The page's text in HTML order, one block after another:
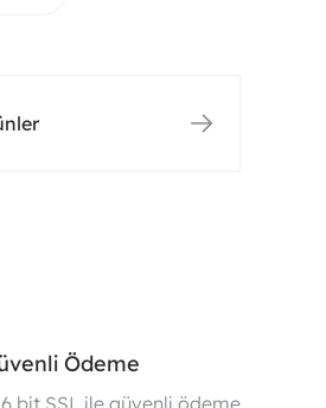
Ödeme
bit SSL ile güvenli ödeme